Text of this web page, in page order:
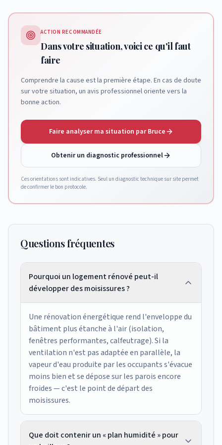
ACTION RECOMMANDÉE
Dans votre situation, voici ce qu'il faut
faire
Comprendre la cause est la première étape. En cas de doute
sur votre situation, un avis professionnel oriente vers la
bonne action.
Faire analyser ma situation par Bruce
Obtenir un diagnostic professionnel
Ces orientations sont indicatives. Seul un diagnostic technique sur site permet
de confirmer le bon protocole.
Questions fréquentes
Pourquoi un logement rénové peut-il
développer des moisissures ?
Une rénovation énergétique rend l'enveloppe du
bâtiment plus étanche à l'air (isolation,
fenêtres performantes, calfeutrage). Si la
ventilation n'est pas adaptée en parallèle, la
vapeur d'eau produite par les occupants s'évacue
moins bien et se dépose sur les parois encore
froides — c'est le point de départ des
moisissures.
Que doit contenir un « plan humidité » pour